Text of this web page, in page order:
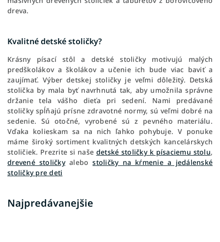
dreva.
Kvalitné detské stoličky?
Krásny písací stôl a detské stoličky motivujú malých
predškolákov a školákov a učenie ich bude viac baviť a
zaujímať. Výber detskej stoličky je veľmi dôležitý. Detská
stolička by mala byť navrhnutá tak, aby umožnila správne
držanie tela vášho dieťa pri sedení. Nami predávané
stoličky spĺňajú prísne zdravotné normy, sú veľmi dobré na
sedenie. Sú otočné, vyrobené sú z pevného materiálu.
Vďaka kolieskam sa na nich ľahko pohybuje. V ponuke
máme široký sortiment kvalitných detských kancelárskych
stoličiek. Prezrite si naše detské stoličky k písaciemu stolu,
drevené stoličkyalebostoličky na kŕmenie a jedálenské
stoličky pre deti
Najpredávanejšie